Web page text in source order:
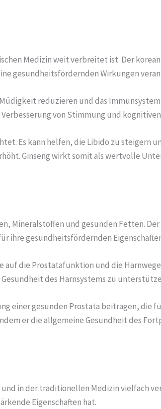
Medizin weit verbreitet ist. Der
gesundheitsfördernden Wirkungen
reduzieren und das
von Stimmung und
Es kann helfen, die Libido zu steigern
Ginseng wirkt somit als wertvolle
Mineralstoffen und gesunden Fetten.
ihre gesundheitsfördernden
die Prostatafunktion und die
des Harnsystems zu
einer gesunden Prostata beitragen, die
er die allgemeine Gesundheit des
in der traditionellen Medizin vielfach
Eigenschaften hat.